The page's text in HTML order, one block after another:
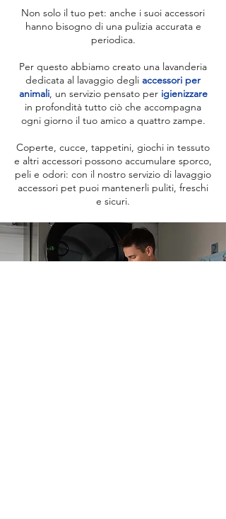
Non solo il tuo pet: anche i suoi accessori
hanno bisogno di una pulizia accurata e
periodica.
Per questo abbiamo creato una lavanderia
dedicata al lavaggio degli accessori per
animali, un servizio pensato per igienizzare
in profondità tutto ciò che accompagna
ogni giorno il tuo amico a quattro zampe.
Coperte, cucce, tappetini, giochi in tessuto
e altri accessori possono accumulare sporco,
peli e odori: con il nostro servizio di lavaggio
accessori pet puoi mantenerli puliti, freschi
e sicuri.